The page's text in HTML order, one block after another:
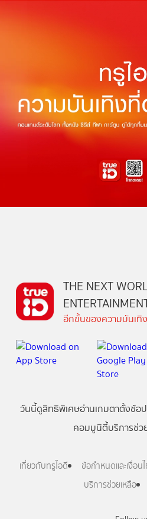
THE NEXT
อีกขั้นของความบันเทิ
วันนี้ดูสิทธิพิเศษอ่านเกมตาตั้งช้อ
คอมมูนิตี้บริการช่ว
เกี่ยวกับทรูไอดี ข้อกำหนดและเงื่อน
บริการช่วยเหลือ